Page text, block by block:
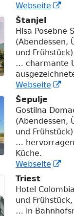
Webseite
Štanjel
Hisa Posebne
(Abendessen,
und Frühstück)
… charmante
Webseite
Šepulje
Gostilna
(Abendessen,
und Frühstück)
…
Küche.
Webseite
Triest
Hotel
und
… in